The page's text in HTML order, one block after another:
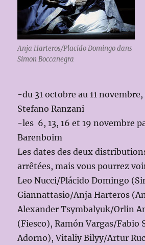
Anja Harteros/Placido Domingo dans
Simon Boccanegra
-du 31 octobre au 11
Stefano Ranzani
-les 6, 13, 16 et 19 novembre
Barenboim
Les dates des deux
arrêtées, mais vous pourrez
Leo Nucci/Plácido Domingo
Giannattasio/Anja Harteros
Alexander Tsymbalyuk/Orlin
(Fiesco), Ramón Vargas/Fabio
Adorno), Vitaliy Bilyy/Artur